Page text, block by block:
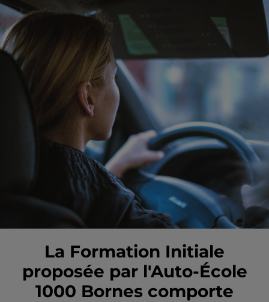
La Formation Initiale
proposée par l'Auto-École
1000 Bornes comporte